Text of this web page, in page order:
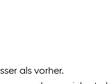
als vorher.